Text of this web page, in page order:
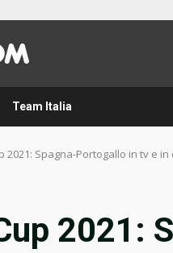
Team Italia
2021: Spagna-Portogallo in tv e
2021: